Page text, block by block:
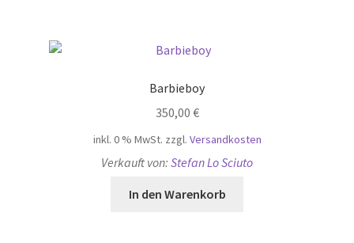
Barbieboy
350,00 €
inkl. 0 % MwSt. zzgl. Versandkosten
Verkauft von: Stefan Lo Sciuto
In den Warenkorb